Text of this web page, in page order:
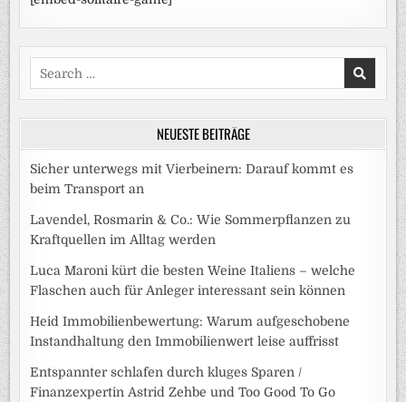
Search
for:
NEUESTE BEITRÄGE
Sicher unterwegs mit Vierbeinern: Darauf kommt es
beim Transport an
Lavendel, Rosmarin & Co.: Wie Sommerpflanzen zu
Kraftquellen im Alltag werden
Luca Maroni kürt die besten Weine Italiens – welche
Flaschen auch für Anleger interessant sein können
Heid Immobilienbewertung: Warum aufgeschobene
Instandhaltung den Immobilienwert leise auffrisst
Entspannter schlafen durch kluges Sparen /
Finanzexpertin Astrid Zehbe und Too Good To Go